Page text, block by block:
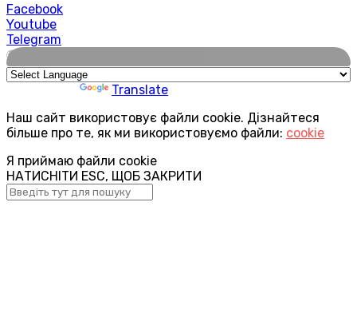
Facebook
Youtube
Telegram
🌍
Translate
Наш сайт використовує файли cookie. Дізнайтеся
більше про те, як ми використовуємо файли: cookie
Я приймаю файли cookie
НАТИСНІТИ ESC, ЩОБ ЗАКРИТИ